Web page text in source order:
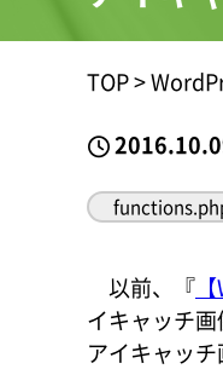
TOP>
以前、『
イキャッチ
アイキャッ